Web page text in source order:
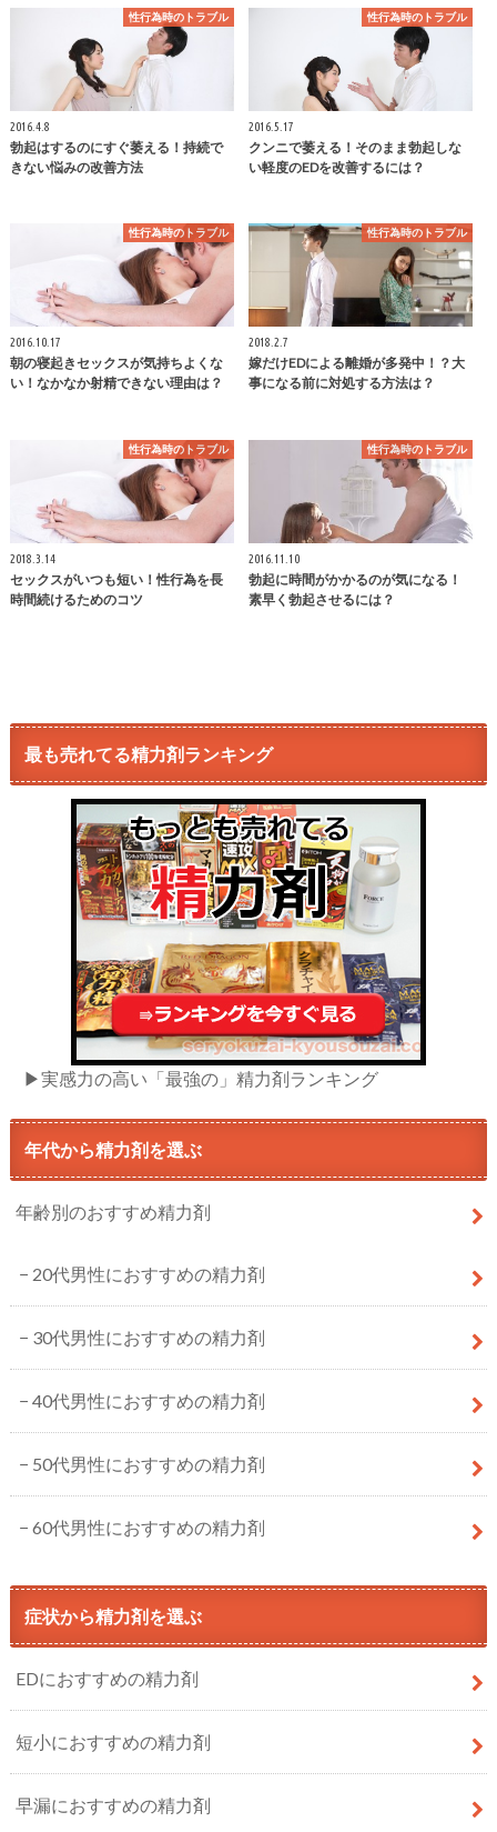
性行為時のトラブル
2016.4.8
勃起はするのにすぐ萎える！持続で
きない悩みの改善方法
性行為時のトラブル
2016.5.17
クンニで萎える！そのまま勃起しな
い軽度のEDを改善するには？
性行為時のトラブル
2016.10.17
朝の寝起きセックスが気持ちよくな
い！なかなか射精できない理由は？
性行為時のトラブル
2018.2.7
嫁だけEDによる離婚が多発中！？大
事になる前に対処する方法は？
性行為時のトラブル
2018.3.14
セックスがいつも短い！性行為を長
時間続けるためのコツ
性行為時のトラブル
2016.11.10
勃起に時間がかかるのが気になる！
素早く勃起させるには？
最も売れてる精力剤ランキング
▶実感力の高い「最強の」精力剤ランキング
年代から精力剤を選ぶ
年齢別のおすすめ精力剤
20代男性におすすめの精力剤
30代男性におすすめの精力剤
40代男性におすすめの精力剤
50代男性におすすめの精力剤
60代男性におすすめの精力剤
症状から精力剤を選ぶ
EDにおすすめの精力剤
短小におすすめの精力剤
早漏におすすめの精力剤